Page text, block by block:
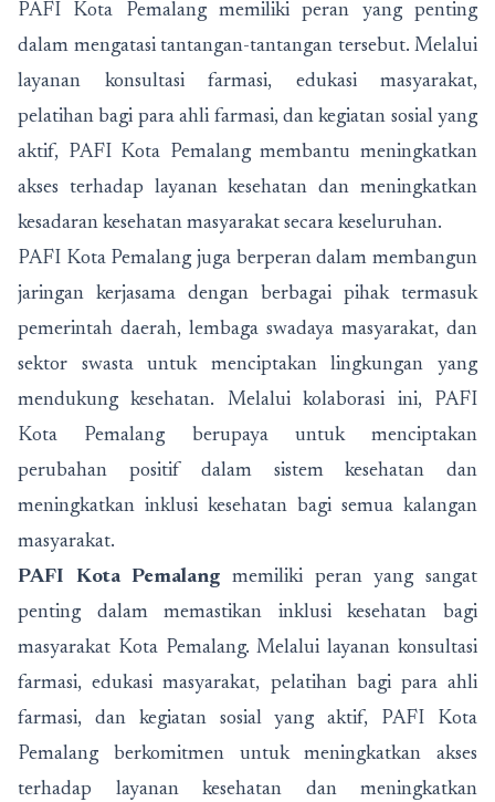
PAFI Kota Pemalang memiliki peran yang penting
dalam mengatasi tantangan-tantangan tersebut. Melalui
layanan konsultasi farmasi, edukasi masyarakat,
pelatihan bagi para ahli farmasi, dan kegiatan sosial yang
aktif, PAFI Kota Pemalang membantu meningkatkan
akses terhadap layanan kesehatan dan meningkatkan
kesadaran kesehatan masyarakat secara keseluruhan.
PAFI Kota Pemalang juga berperan dalam membangun
jaringan kerjasama dengan berbagai pihak termasuk
pemerintah daerah, lembaga swadaya masyarakat, dan
sektor swasta untuk menciptakan lingkungan yang
mendukung kesehatan. Melalui kolaborasi ini, PAFI
Kota Pemalang berupaya untuk menciptakan
perubahan positif dalam sistem kesehatan dan
meningkatkan inklusi kesehatan bagi semua kalangan
masyarakat.
PAFI Kota Pemalang memiliki peran yang sangat
penting dalam memastikan inklusi kesehatan bagi
masyarakat Kota Pemalang. Melalui layanan konsultasi
farmasi, edukasi masyarakat, pelatihan bagi para ahli
farmasi, dan kegiatan sosial yang aktif, PAFI Kota
Pemalang berkomitmen untuk meningkatkan akses
terhadap layanan kesehatan dan meningkatkan